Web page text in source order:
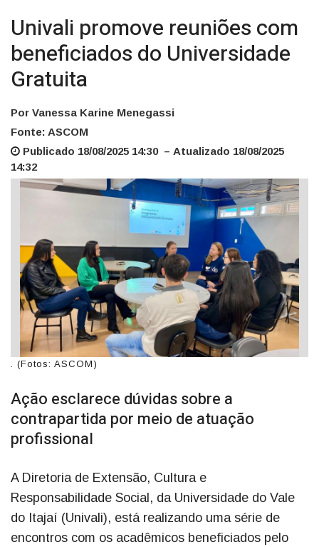
Univali promove reuniões com
beneficiados do Universidade
Gratuita
Por Vanessa Karine Menegassi
Fonte: ASCOM
Publicado 18/08/2025 14:30 – Atualizado 18/08/2025
14:32
. (Fotos: ASCOM)
Ação esclarece dúvidas sobre a
contrapartida por meio de atuação
profissional
A Diretoria de Extensão, Cultura e
Responsabilidade Social, da Universidade do Vale
do Itajaí (Univali), está realizando uma série de
encontros com os acadêmicos beneficiados pelo